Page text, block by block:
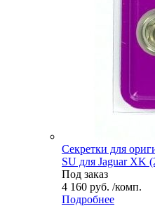
Секретки для
SU для Jaguar XK
Под заказ
4 160 руб. /комп.
Подробнее